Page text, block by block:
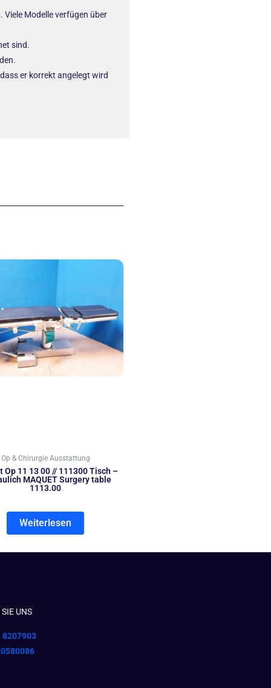
Modelle verfügen über
sind.
er korrekt angelegt wird
Op & Chirurgie Ausstattung
Op 11 13 00 // 111300 Tisch –
MAQUET Surgery table
1113.00
Weiterlesen
UNS
8207903